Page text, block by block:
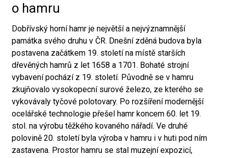
o hamru
Dobřívský horní hamr je největší a nejvýznamnější
památka svého druhu v ČR. Dnešní zděná budova byla
postavena začátkem 19. století na místě starších
dřevěných hamrů z let 1658 a 1701. Bohaté strojní
vybavení pochází z 19. století. Původně se v hamru
zkujňovalo vysokopecní surové železo, ze kterého se
vykovávaly tyčové polotovary. Po rozšíření modernější
ocelářské technologie přešel hamr koncem 60. let 19.
stol. na výrobu těžkého kovaného nářadí. Ve druhé
polovině 20. století byla výroba v hamru i v huti pod ním
zastavena. Prostor hamru se stal muzejní expozicí,